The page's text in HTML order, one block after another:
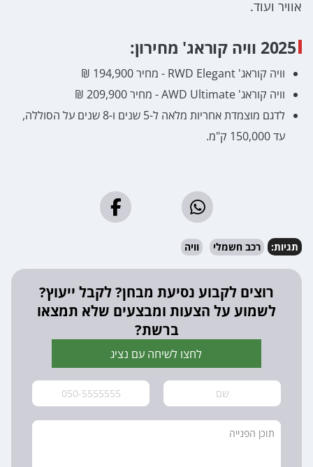
אוויר ועוד.
2025 וויה קוראג' מחירון:
וויה קוראג' RWD Elegant - מחיר 194,900 ₪
וויה קוראג' AWD Ultimate - מחיר 209,900 ₪
לדגם מוצמדת אחריות מלאה ל-5 שנים ו-8 שנים על הסוללה,
עד 150,000 ק"מ.
תגיות: רכב חשמלי וויה
רוצים לקבוע נסיעת מבחן? לקבל ייעוץ?
לשמוע על הצעות ומבצעים שלא תמצאו
ברשת?
לחצו לשיחה עם נציג